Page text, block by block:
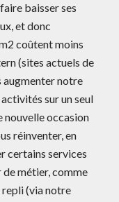
baisser ses
et donc
coûtent moins
(sites actuels de
augmenter notre
sur un seul
nouvelle occasion
réinventer, en
certains services
métier, comme
repli (via notre